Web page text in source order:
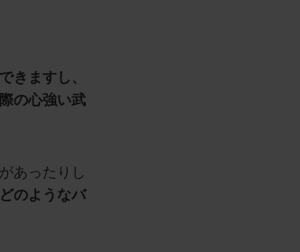
きますし、
の心強い武
あったりし
のようなバ